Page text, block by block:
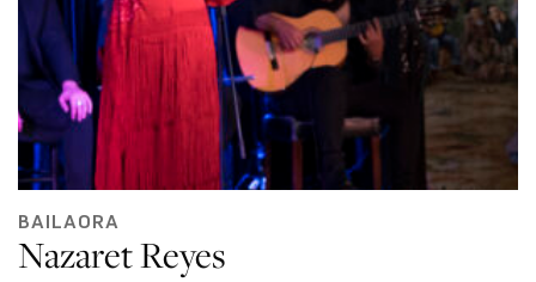
BAILAORA
Nazaret Reyes